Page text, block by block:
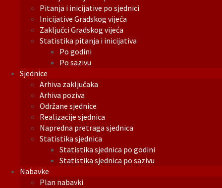
Pitanja i inicijative po sjednici
Inicijative Gradskog vijeća
Zaključci Gradskog vijeća
Statistika pitanja i inicijativa
Po godini
Po sazivu
Sjednice
Arhiva zaključaka
Arhiva poziva
Održane sjednice
Realizacije sjednica
Napredna pretraga sjednica
Statistika sjednica
Statistika sjednica po godini
Statistika sjednica po sazivu
Nabavke
Plan nabavki